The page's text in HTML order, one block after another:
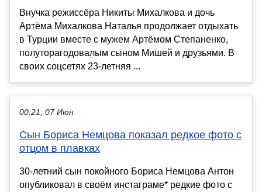
Внучка режиссёра Никиты Михалкова и дочь
Артёма Михалкова Наталья продолжает отдыхать
в Турции вместе с мужем Артёмом Степаненко,
полуторагодовалым сыном Мишей и друзьями. В
своих соцсетях 23-летняя ...
00:21, 07 Июн
Сын Бориса Немцова показал редкое фото с
отцом в плавках
30-летний сын покойного Бориса Немцова Антон
опубликовал в своём инстаграме* редкие фото с